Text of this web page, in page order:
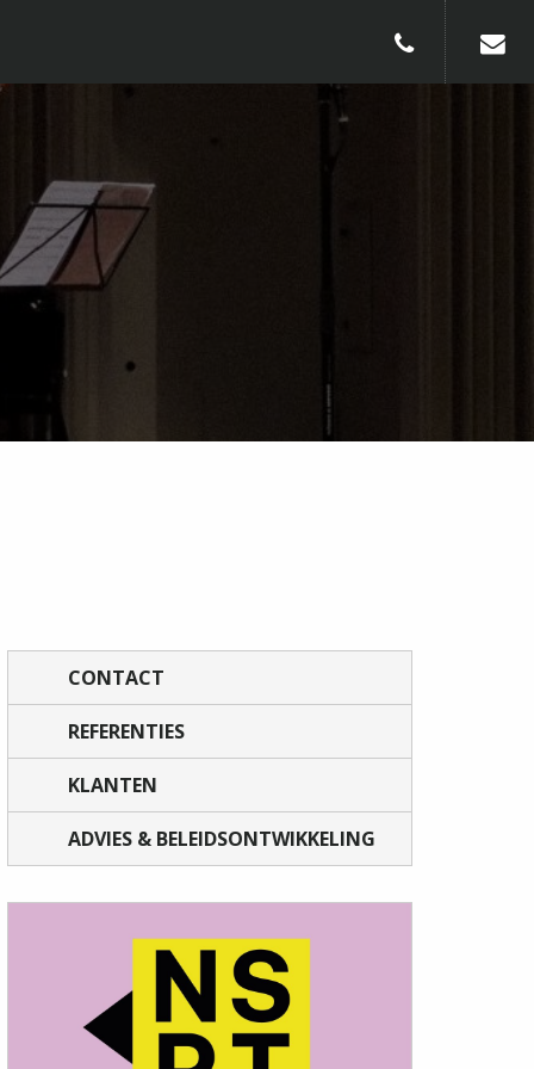
010-
CONTACT
REFERENTIES
KLANTEN
ADVIES & BELEIDSONTWIKKELING